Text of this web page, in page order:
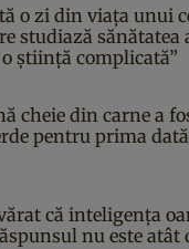
o zi din viața unui
studiază
o știință complicată”
cheie din carne a
pentru prima dată
că inteligența
nu este atât